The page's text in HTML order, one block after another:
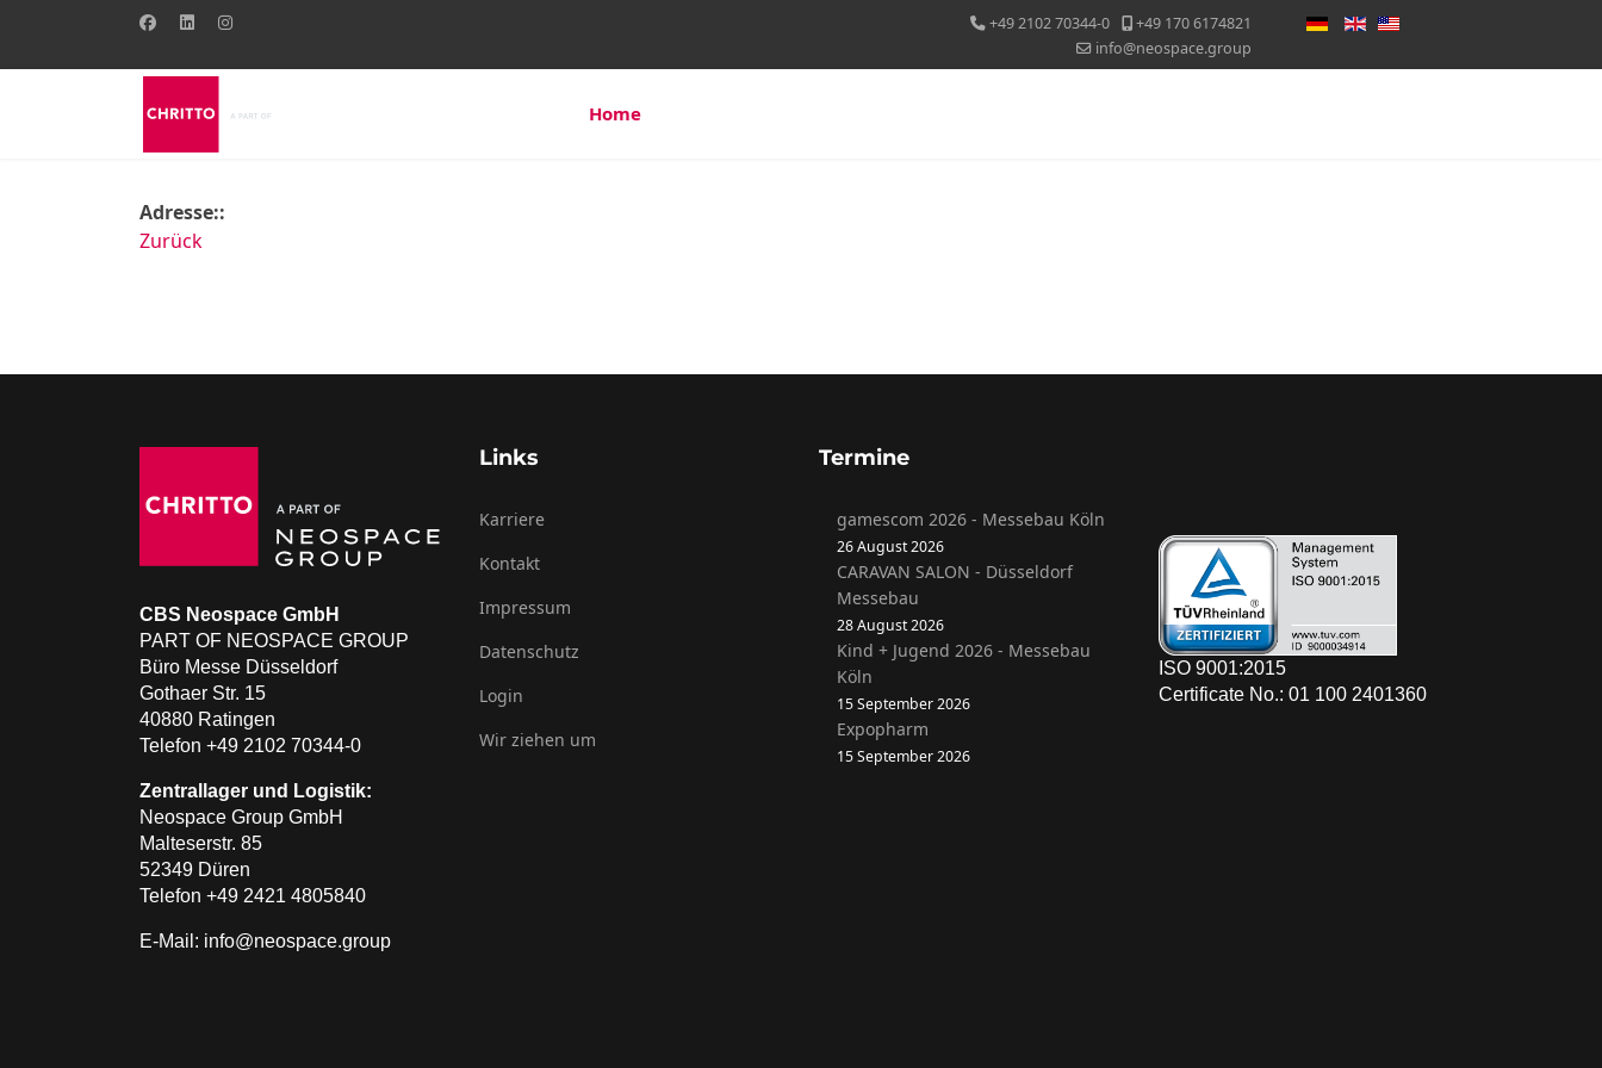
+49 2102 70344-0
+49 170 6174821
info@neospace.group
Sprache auswählen
Home
Adresse::
Zurück
CBS Neospace GmbH
PART OF NEOSPACE GROUP
Büro Messe Düsseldorf
Gothaer Str. 15
40880 Ratingen
Telefon +49 2102 70344-0
Zentrallager und Logistik:
Neospace Group GmbH
Malteserstr. 85
52349 Düren
Telefon +49 2421 4805840
E-Mail: info@neospace.group
Links
Karriere
Kontakt
Impressum
Datenschutz
Login
Wir ziehen um
Termine
gamescom 2026 - Messebau Köln
26 August 2026
CARAVAN SALON - Düsseldorf
Messebau
28 August 2026
Kind + Jugend 2026 - Messebau
Köln
15 September 2026
Expopharm
15 September 2026
ISO 9001:2015
Certificate No.: 01 100 2401360